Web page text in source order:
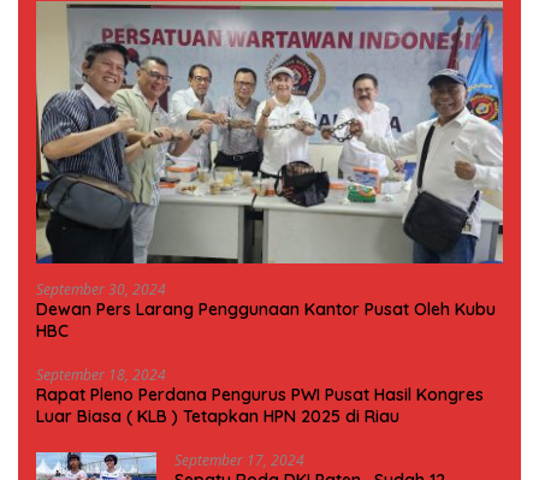
September 30, 2024
Dewan Pers Larang Penggunaan Kantor Pusat Oleh Kubu
HBC
September 18, 2024
Rapat Pleno Perdana Pengurus PWI Pusat Hasil Kongres
Luar Biasa ( KLB ) Tetapkan HPN 2025 di Riau
September 17, 2024